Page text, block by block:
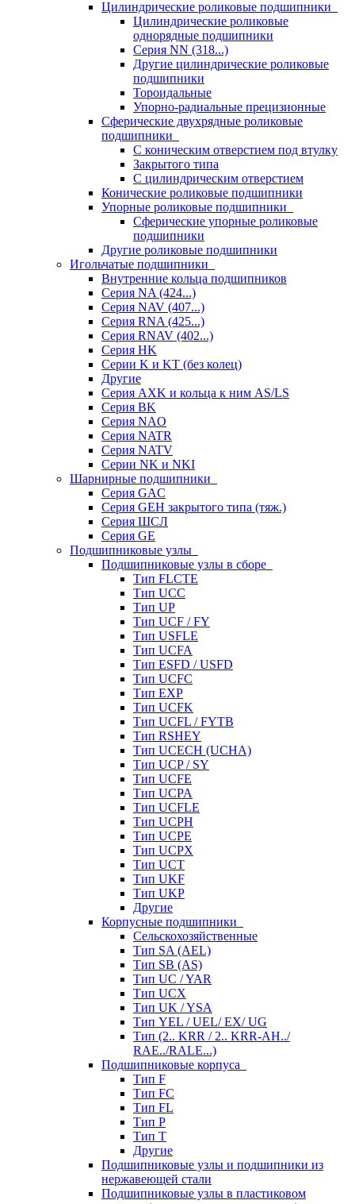
Цилиндрические роликовые подшипники
Цилиндрические роликовые
однорядные подшипники
Серия NN (318...)
Другие цилиндрические роликовые
подшипники
Тороидальные
Упорно-радиальные прецизионные
Сферические двухрядные роликовые
подшипники
С коническим отверстием под втулку
Закрытого типа
С цилиндрическим отверстием
Конические роликовые подшипники
Упорные роликовые подшипники
Сферические упорные роликовые
подшипники
Другие роликовые подшипники
Игольчатые подшипники
Внутренние кольца подшипников
Серия NA (424...)
Серия NAV (407...)
Серия RNA (425...)
Серия RNAV (402...)
Серия HK
Серии K и KT (без колец)
Другие
Серия AXK и кольца к ним AS/LS
Серия BK
Серия NAO
Серия NATR
Серия NATV
Серии NK и NKI
Шарнирные подшипники
Серия GAC
Серия GEH закрытого типа (тяж.)
Серия ШСЛ
Серия GE
Подшипниковые узлы
Подшипниковые узлы в сборе
Тип FLCTE
Тип UCC
Тип UP
Тип UCF / FY
Тип USFLE
Тип UCFA
Тип ESFD / USFD
Тип UCFC
Тип EXP
Тип UCFK
Тип UCFL / FYTB
Тип RSHEY
Тип UCECH (UCHA)
Тип UCP / SY
Тип UCFE
Тип UCPA
Тип UCFLE
Тип UCPH
Тип UCPE
Тип UCPX
Тип UCT
Тип UKF
Тип UKP
Другие
Корпусные подшипники
Сельскохозяйственные
Тип SA (AEL)
Тип SB (AS)
Тип UC / YAR
Тип UCX
Тип UK / YSA
Тип YEL / UEL/ EX/ UG
Тип (2.. KRR / 2.. KRR-AH../
RAE../RALE...)
Подшипниковые корпуса
Тип F
Тип FC
Тип FL
Тип P
Тип T
Другие
Подшипниковые узлы и подшипники из
нержавеющей стали
Подшипниковые узлы в пластиковом